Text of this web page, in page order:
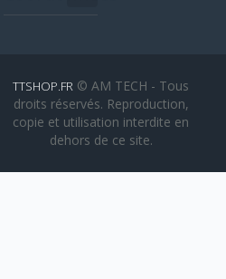
TTSHOP.FR © AM TECH - Tous
droits réservés. Reproduction,
copie et utilisation interdite en
dehors de ce site.